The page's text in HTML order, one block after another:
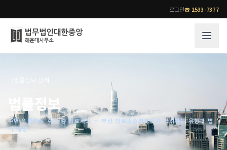
로그인☎ 1533-7377
오시는 길
통합검색
기업 인사이트
사례분석/최신동향
법률정보
법률정보
수면 임플란트 수술 중 의료사고 — 부산 의료소송변호사가 정리하는 유형과 법
적 대응